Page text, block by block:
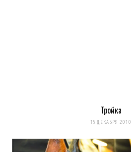
Тройка
15 ДЕКАБРЯ 2010